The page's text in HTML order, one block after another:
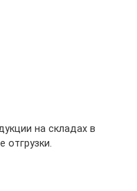
на складах в
отгрузки.